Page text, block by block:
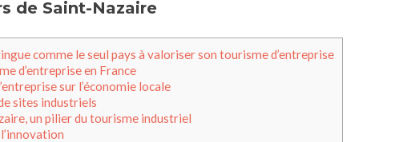
de Saint-Nazaire
comme le seul pays à valoriser son tourisme d’entreprise
d’entreprise en France
sur l’économie locale
sites industriels
un pilier du tourisme industriel